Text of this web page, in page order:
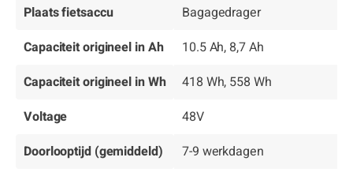
Plaats fietsaccu
Bagagedrager
Capaciteit origineel in Ah
10.5 Ah, 8,7 Ah
Capaciteit origineel in Wh
418 Wh, 558 Wh
Voltage
48V
Doorlooptijd (gemiddeld)
7-9 werkdagen